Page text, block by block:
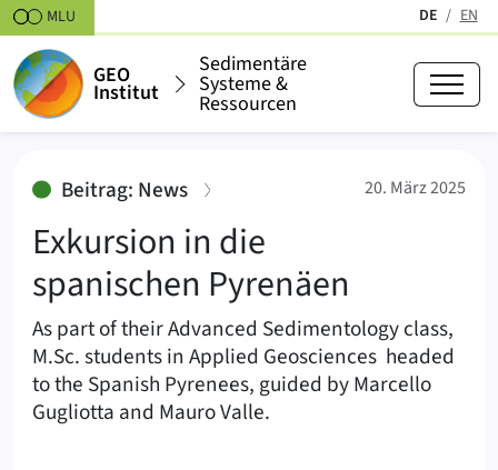
Zum Inhalt springen DE
(aktiv)
EN
MLU
GEO
Institut
Sedimentäre
Systeme &
Ressourcen
Exkursion in die spanischen
Beitrag: News:
Exkursion in die
spanischen Pyrenäen
20. März 2025
As part of their Advanced Sedimentology class,
M.Sc. students in Applied Geosciences headed
to the Spanish Pyrenees, guided by Marcello
Gugliotta and Mauro Valle.